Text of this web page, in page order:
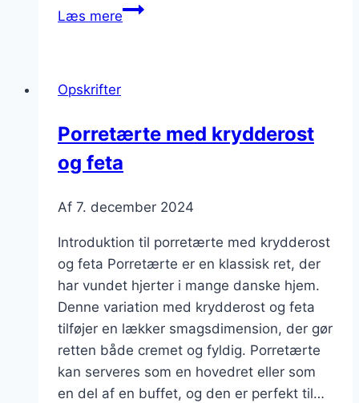
Læs merePorretærte
Opskrifter
Porretærte med krydderost
og feta
Af 7. december 2024
Introduktion til porretærte med krydderost
og feta Porretærte er en klassisk ret, der
har vundet hjerter i mange danske hjem.
Denne variation med krydderost og feta
tilføjer en lækker smagsdimension, der gør
retten både cremet og fyldig. Porretærte
kan serveres som en hovedret eller som
en del af en buffet, og den er perfekt til…